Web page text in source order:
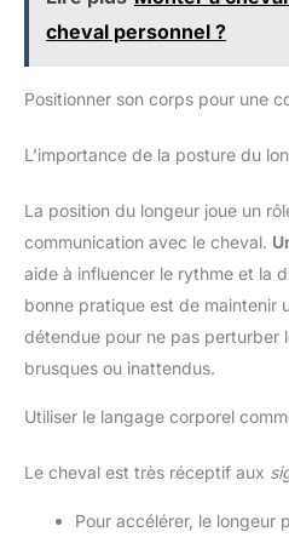
cheval personnel ?
Positionner son corps pour une
L’importance de la posture du
La position du longeur joue un
communication avec le cheval.
aide à influencer le rythme et la
bonne pratique est de maintenir
détendue pour ne pas perturber
brusques ou inattendus.
Utiliser le langage corporel
Le cheval est très réceptif aux
Pour accélérer, le longeur